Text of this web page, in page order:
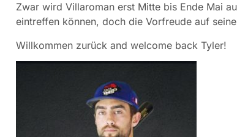
Zwar wird Villaroman erst Mitte bis Ende Mai
eintreffen können, doch die Vorfreude auf
Willkommen zurück and welcome back Tyler!